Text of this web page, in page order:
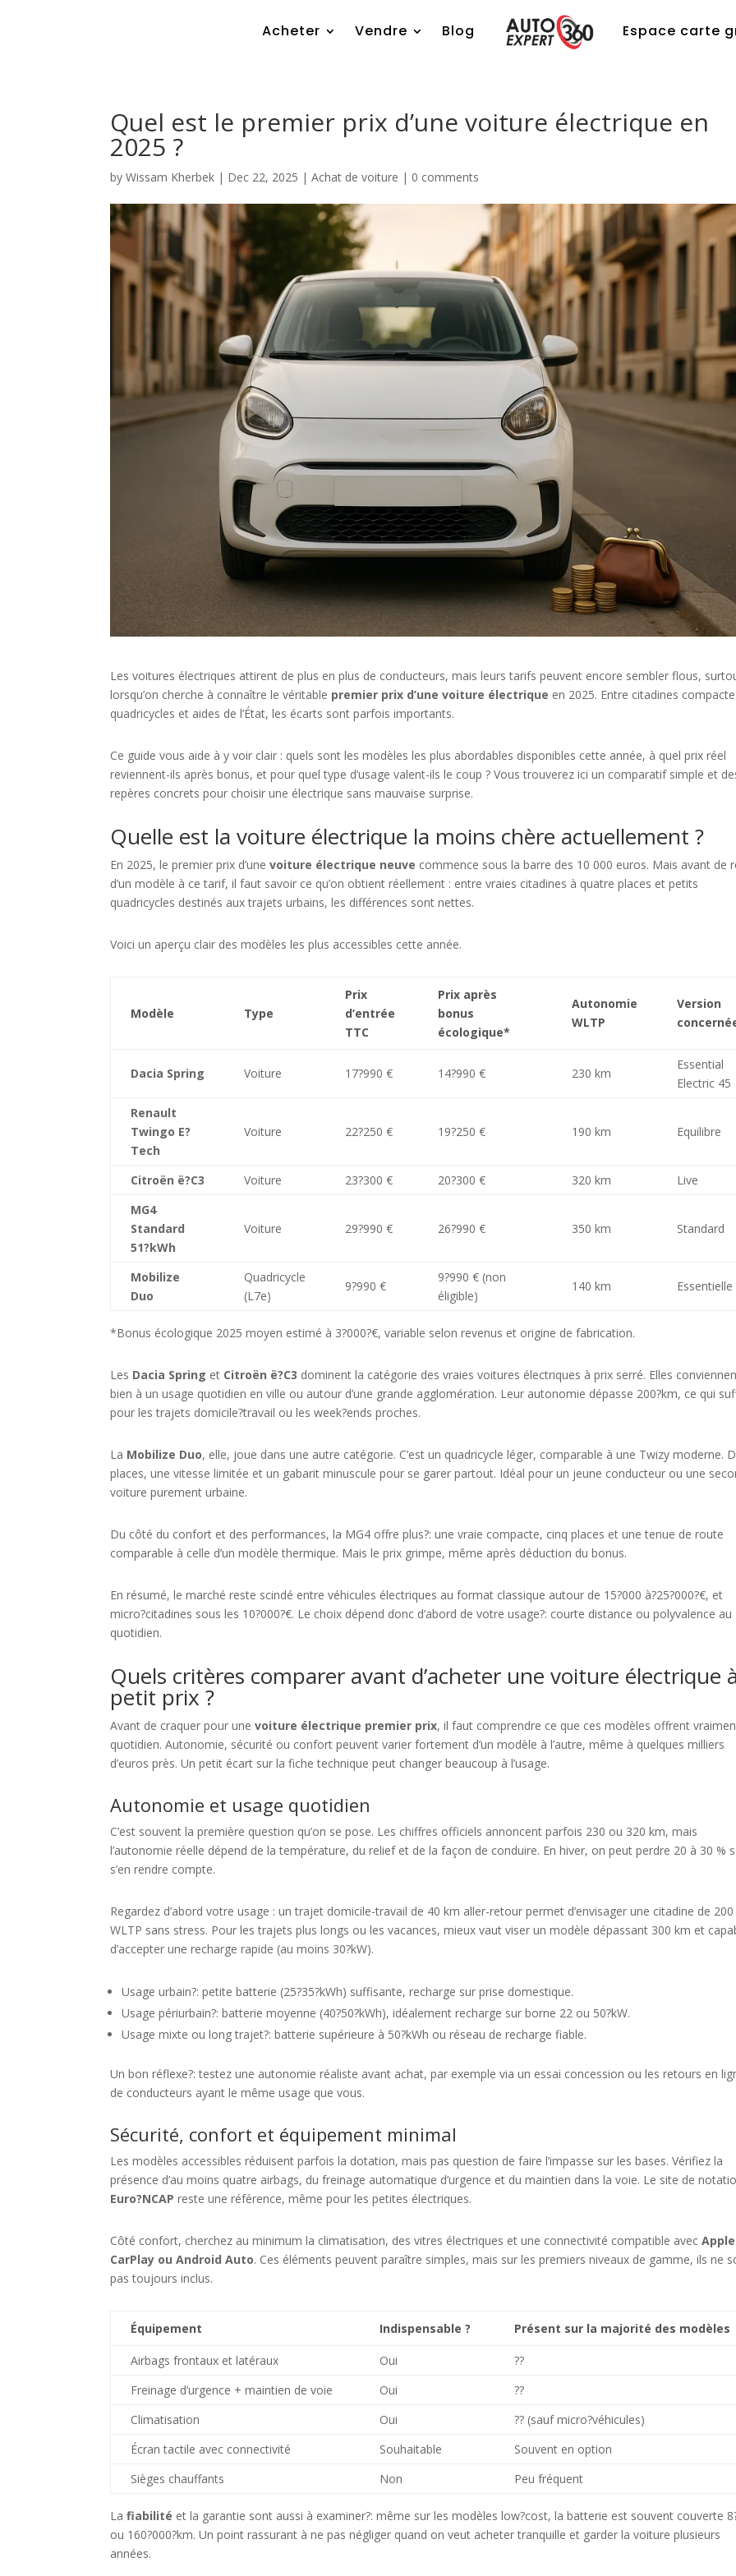
Acheter Vendre Blog Espace carte
Quel est le premier prix d’une voiture électrique en
2025 ?
byWissam Kherbek | Dec 22, 2025 |Achat de voiture | 0 comments
Les voitures électriques attirent de plus en plus de conducteurs, mais leurs tarifs peuvent encore sembler flous,
lorsqu’on cherche à connaître le véritable premier prix d’une voiture électrique en 2025. Entre citadines
quadricycles et aides de l’État, les écarts sont parfois importants.
Ce guide vous aide à y voir clair : quels sont les modèles les plus abordables disponibles cette année, à quel prix réel
reviennent-ils après bonus, et pour quel type d’usage valent-ils le coup ? Vous trouverez ici un comparatif simple et
repères concrets pour choisir une électrique sans mauvaise surprise.
Quelle est la voiture électrique la moins chère actuellement ?
En 2025, le premier prix d’unevoiture électrique neuve commence sous la barre des 10 000 euros. Mais avant de
d’un modèle à ce tarif, il faut savoir ce qu’on obtient réellement : entre vraies citadines à quatre places et petits
quadricycles destinés aux trajets urbains, les différences sont nettes.
Voici un aperçu clair des modèles les plus accessibles cette année.
Modèle Type
Prix
d’entrée
TTC
Prix après
bonus
écologique*
Autonomie
WLTP
Version
Dacia Spring Voiture 17?990 € 14?990 € 230 km
Essential
Electric 45
Renault
Twingo E?
Tech
Voiture 22?250 € 19?250 € 190 km Equilibre
Citroën ë?C3 Voiture 23?300 € 20?300 € 320 km
Live
MG4
Standard
51?kWh
Voiture 29?990 € 26?990 € 350 km Standard
Mobilize
Duo
Quadricycle
(L7e)
9?990 €
9?990 € (non
éligible)
140 km Essentielle
*Bonus écologique 2025 moyen estimé à 3?000?€, variable selon revenus et origine de fabrication.
Les Dacia Spring et Citroën ë?C3 dominent la catégorie des vraies voitures électriques à prix serré. Elles
bien à un usage quotidien en ville ou autour d’une grande agglomération. Leur autonomie dépasse 200?km, ce qui
pour les trajets domicile?travail ou les week?ends proches.
La Mobilize Duo, elle, joue dans une autre catégorie. C’est un quadricycle léger, comparable à une Twizy moderne.
places, une vitesse limitée et un gabarit minuscule pour se garer partout. Idéal pour un jeune conducteur ou une
voiture purement urbaine.
Du côté du confort et des performances, la MG4 offre plus?: une vraie compacte, cinq places et une tenue de route
comparable à celle d’un modèle thermique. Mais le prix grimpe, même après déduction du bonus.
En résumé, le marché reste scindé entre véhicules électriques au format classique autour de 15?000 à?25?000?€, et
micro?citadines sous les 10?000?€. Le choix dépend donc d’abord de votre usage?: courte distance ou polyvalence au
quotidien.
Quels critères comparer avant d’acheter une voiture électrique
petit prix ?
Avant de craquer pour unevoiture électrique premier prix, il faut comprendre ce que ces modèles offrent
quotidien. Autonomie, sécurité ou confort peuvent varier fortement d’un modèle à l’autre, même à quelques milliers
d’euros près. Un petit écart sur la fiche technique peut changer beaucoup à l’usage.
Autonomie et usage quotidien
C’est souvent la première question qu’on se pose. Les chiffres officiels annoncent parfois 230 ou 320 km, mais
l’autonomie réelle dépend de la température, du relief et de la façon de conduire. En hiver, on peut perdre 20 à 30 %
s’en rendre compte.
Regardez d’abord votre usage : un trajet domicile-travail de 40 km aller-retour permet d’envisager une citadine de
WLTP sans stress. Pour les trajets plus longs ou les vacances, mieux vaut viser un modèle dépassant 300 km et
d’accepter une recharge rapide (au moins 30?kW).
Usage urbain?: petite batterie (25?35?kWh) suffisante, recharge sur prise domestique.
Usage périurbain?: batterie moyenne (40?50?kWh), idéalement recharge sur borne 22 ou 50?kW.
Usage mixte ou long trajet?: batterie supérieure à 50?kWh ou réseau de recharge fiable.
Un bon réflexe?: testez une autonomie réaliste avant achat, par exemple via un essai concession ou les retours en
de conducteurs ayant le même usage que vous.
Sécurité, confort et équipement minimal
Les modèles accessibles réduisent parfois la dotation, mais pas question de faire l’impasse sur les bases. Vérifiez la
présence d’au moins quatre airbags, du freinage automatique d’urgence et du maintien dans la voie. Le site de
Euro?NCAP reste une référence, même pour les petites électriques.
Côté confort, cherchez au minimum la climatisation, des vitres électriques et une connectivité compatible avecApple
CarPlay ou Android Auto. Ces éléments peuvent paraître simples, mais sur les premiers niveaux de gamme, ils ne
pas toujours inclus.
Équipement Indispensable ? Présent sur la majorité des modèles
Airbags frontaux et latéraux Oui
??
Freinage d’urgence + maintien de voie
Oui
??
Climatisation
Oui
?? (sauf micro?véhicules)
Écran tactile avec connectivité
Souhaitable
Souvent en option
Sièges chauffants
Non Peu fréquent
Lafiabilité et la garantie sont aussi à examiner?: même sur les modèles low?cost, la batterie est souvent couverte
ou 160?000?km. Un point rassurant à ne pas négliger quand on veut acheter tranquille et garder la voiture plusieurs
années.